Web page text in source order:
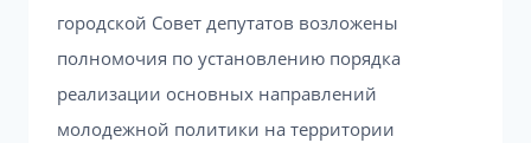
городской Совет депутатов возложены
полномочия по установлению порядка
реализации основных направлений
молодежной политики на территории